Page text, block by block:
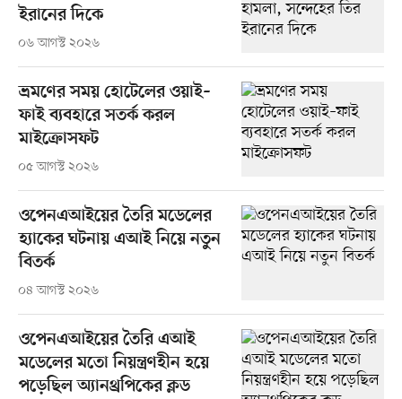
ইরানের দিকে
০৬ আগস্ট ২০২৬
ভ্রমণের সময় হোটেলের ওয়াই–
ফাই ব্যবহারে সতর্ক করল
মাইক্রোসফট
০৫ আগস্ট ২০২৬
ওপেনএআইয়ের তৈরি মডেলের
হ্যাকের ঘটনায় এআই নিয়ে নতুন
বিতর্ক
০৪ আগস্ট ২০২৬
ওপেনএআইয়ের তৈরি এআই
মডেলের মতো নিয়ন্ত্রণহীন হয়ে
পড়েছিল অ্যানথ্রপিকের ক্লড